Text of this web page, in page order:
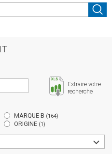
Extraire votre
recherche
MARQUE B (164)
ORIGINE (1)